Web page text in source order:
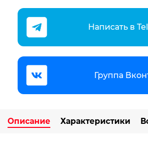
Написать в
Группа
Описание Характеристики